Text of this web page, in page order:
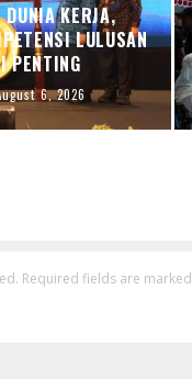
DUNIA KERJA,
LULUSAN
PENTING
6, 2026
Required fields are marked